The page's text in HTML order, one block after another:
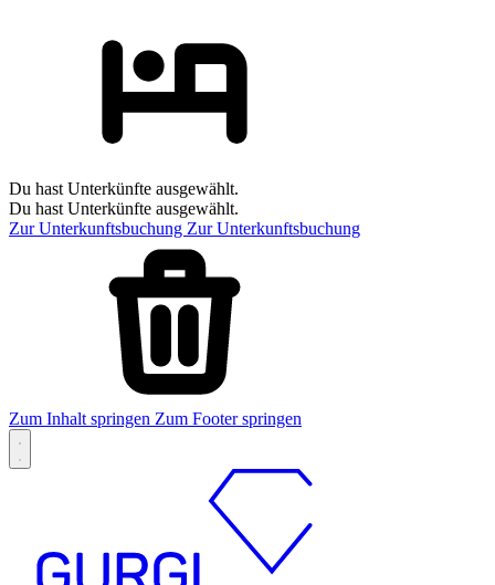
Du hast Unterkünfte ausgewählt.
Du hast Unterkünfte ausgewählt.
Zur Unterkunftsbuchung Zur Unterkunftsbuchung
Zum Inhalt springen Zum Footer springen